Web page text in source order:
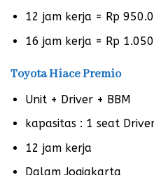
12 jam kerja = Rp
16 jam kerja = Rp
Toyota Hiace Premio
Unit + Driver + BBM
kapasitas : 1 seat
12 jam kerja
Dalam Jogjakarta